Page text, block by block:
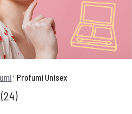
Profumi Unisex
(24)